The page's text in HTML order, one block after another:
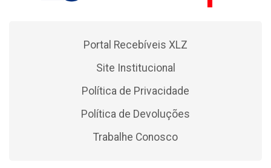
Portal Recebíveis XLZ
Site Institucional
Política de Privacidade
Política de Devoluções
Trabalhe Conosco